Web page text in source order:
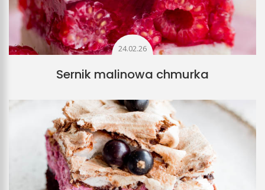
24.02.26
Sernik malinowa chmurka